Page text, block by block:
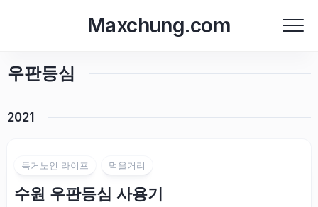
Maxchung.com
우판등심
2021
독거노인 라이프 먹을거리
수원 우판등심 사용기